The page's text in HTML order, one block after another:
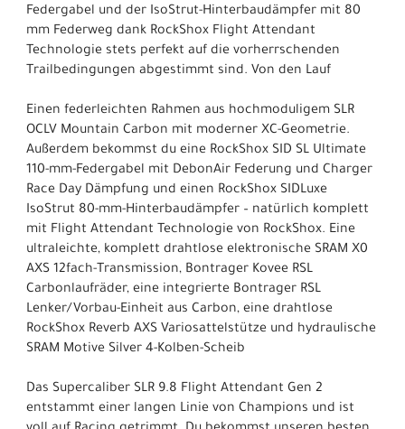
Federgabel und der IsoStrut-Hinterbaudämpfer mit 80
mm Federweg dank RockShox Flight Attendant
Technologie stets perfekt auf die vorherrschenden
Trailbedingungen abgestimmt sind. Von den Lauf
Einen federleichten Rahmen aus hochmoduligem SLR
OCLV Mountain Carbon mit moderner XC-Geometrie.
Außerdem bekommst du eine RockShox SID SL Ultimate
110-mm-Federgabel mit DebonAir Federung und Charger
Race Day Dämpfung und einen RockShox SIDLuxe
IsoStrut 80-mm-Hinterbaudämpfer – natürlich komplett
mit Flight Attendant Technologie von RockShox. Eine
ultraleichte, komplett drahtlose elektronische SRAM X0
AXS 12fach-Transmission, Bontrager Kovee RSL
Carbonlaufräder, eine integrierte Bontrager RSL
Lenker/Vorbau-Einheit aus Carbon, eine drahtlose
RockShox Reverb AXS Variosattelstütze und hydraulische
SRAM Motive Silver 4-Kolben-Scheib
Das Supercaliber SLR 9.8 Flight Attendant Gen 2
entstammt einer langen Linie von Champions und ist